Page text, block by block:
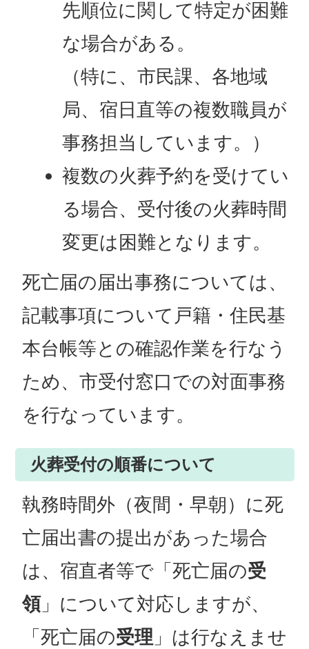
先順位に関して特定が困難
な場合がある。
（特に、市民課、各地域
局、宿日直等の複数職員が
事務担当しています。）
複数の火葬予約を受けてい
る場合、受付後の火葬時間
変更は困難となります。
死亡届の届出事務については、
記載事項について戸籍・住民基
本台帳等との確認作業を行なう
ため、市受付窓口での対面事務
を行なっています。
火葬受付の順番について
執務時間外（夜間・早朝）に死
亡届出書の提出があった場合
は、宿直者等で「死亡届の受
領」について対応しますが、
「死亡届の受理 」は行なえませ